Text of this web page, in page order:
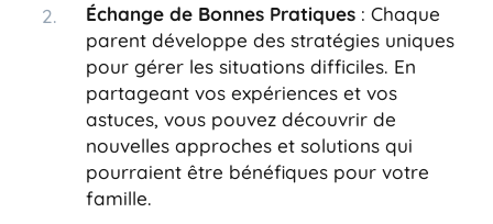
Échange de Bonnes Pratiques : Chaque
parent développe des stratégies uniques
pour gérer les situations difficiles. En
partageant vos expériences et vos
astuces, vous pouvez découvrir de
nouvelles approches et solutions qui
pourraient être bénéfiques pour votre
famille.